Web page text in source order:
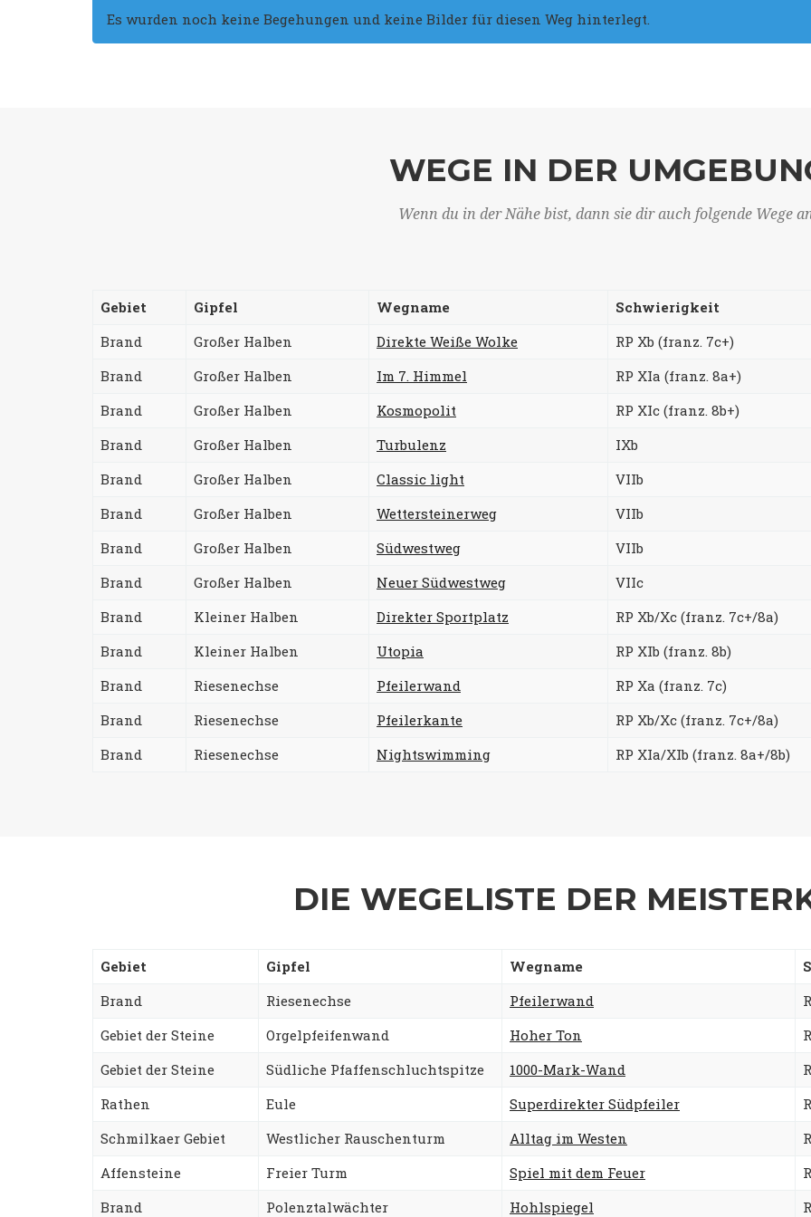
Es wurden noch keine Begehungen und keine Bilder für diesen Weg hinterlegt.
WEGE IN DER
Wenn du in der Nähe bist, dann sie dir auch folgende Wege
Gebiet Gipfel Wegname
Schwierigkeit
Brand
Großer Halben Direkte Weiße Wolke
RP Xb (franz. 7c+)
Brand
Großer Halben Im 7. Himmel
RP XIa (franz. 8a+)
Brand
Großer Halben Kosmopolit
RP XIc (franz. 8b+)
Brand
Großer Halben Turbulenz
IXb
Brand
Großer Halben Classic light
VIIb
Brand
Großer Halben Wettersteinerweg
VIIb
Brand
Großer Halben Südwestweg
VIIb
Brand
Großer Halben Neuer Südwestweg
VIIc
Brand
Kleiner Halben Direkter Sportplatz
RP Xb/Xc (franz. 7c+/8a)
Brand
Kleiner Halben Utopia
RP XIb (franz. 8b)
Brand
Riesenechse Pfeilerwand
RP Xa (franz. 7c)
Brand
Riesenechse Pfeilerkante
RP Xb/Xc (franz. 7c+/8a)
Brand
Riesenechse Nightswimming RP XIa/XIb (franz. 8a+/8b)
DIE WEGELISTE DER
Gebiet Gipfel Wegname
Brand
Riesenechse Pfeilerwand
Gebiet der Steine
Orgelpfeifenwand Hoher Ton
Gebiet der Steine
Südliche Pfaffenschluchtspitze 1000-Mark-Wand
Rathen
Eule Superdirekter Südpfeiler
Schmilkaer Gebiet
Westlicher Rauschenturm Alltag im Westen
Affensteine
Freier Turm Spiel mit dem Feuer
Brand
Polenztalwächter Hohlspiegel